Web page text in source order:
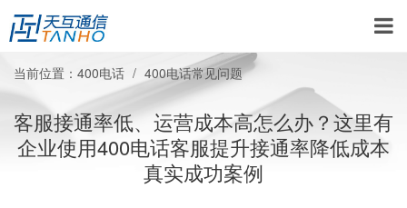
当前位置： 400电话 400电话常见问题
客服接通率低、运营成本高怎么办？这里有
企业使用400电话客服提升接通率降低成本
真实成功案例